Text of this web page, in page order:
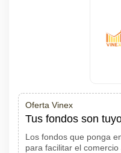
Oferta Vinex
Tus fondos son
Los fondos que ponga
para facilitar el